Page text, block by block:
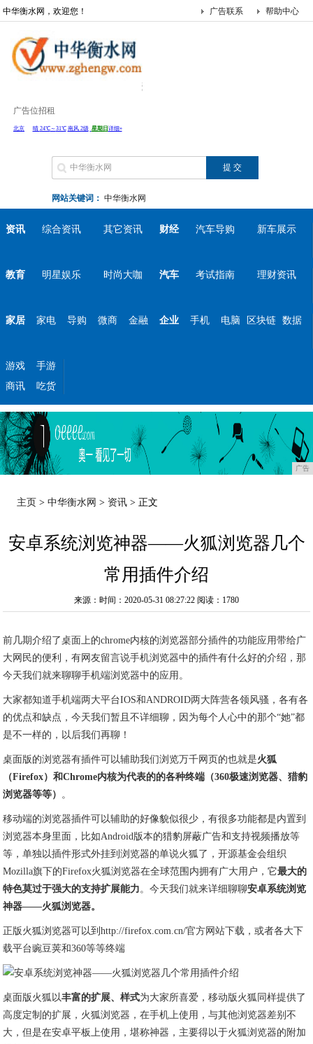
中华衡水网，欢迎您！ 帮助中心
广告联系
广告位招租
网站关键词： 中华衡水网
资讯 综合资讯 其它资讯 财经 汽车导购 新车展示
教育 明星娱乐 时尚大咖 汽车 考试指南 理财资讯
家居 家电 导购 微商 金融 企业 手机 电脑 区块链 数据
游戏
手游
商讯
吃货
广告
主页 >中华衡水网 > 资讯 > 正文
安卓系统浏览神器——火狐浏览器几个
常用插件介绍
来源：时间：2020-05-31 08:27:22 阅读：1780
前几期介绍了桌面上的chrome内核的浏览器部分插件的功能应用带给广
大网民的便利，有网友留言说手机浏览器中的插件有什么好的介绍，那
今天我们就来聊聊手机端浏览器中的应用。
大家都知道手机端两大平台IOS和ANDROID两大阵营各领风骚，各有各
的优点和缺点，今天我们暂且不详细聊，因为每个人心中的那个“她”都
是不一样的，以后我们再聊！
桌面版的浏览器有插件可以辅助我们浏览万千网页的也就是火狐
（Firefox）和Chrome内核为代表的的各种终端（360极速浏览器、猎豹
浏览器等等） 。
移动端的浏览器插件可以辅助的好像貌似很少，有很多功能都是内置到
浏览器本身里面，比如Android版本的猎豹屏蔽广告和支持视频播放等
等，单独以插件形式外挂到浏览器的单说火狐了，开源基金会组织
Mozilla旗下的Firefox火狐浏览器在全球范围内拥有广大用户，它最大的
特色莫过于强大的支持扩展能力。今天我们就来详细聊聊安卓系统浏览
神器——火狐浏览器。
正版火狐浏览器可以到http://firefox.com.cn/官方网站下载，或者各大下
载平台豌豆荚和360等等终端
桌面版火狐以丰富的扩展、样式为大家所喜爱，移动版火狐同样提供了
高度定制的扩展，火狐浏览器，在手机上使用，与其他浏览器差别不
大，但是在安卓平板上使用，堪称神器，主要得以于火狐浏览器的附加